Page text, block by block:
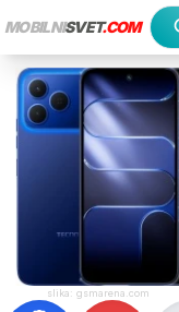
MOBILNISVET.COM
slika: gsmarena.com